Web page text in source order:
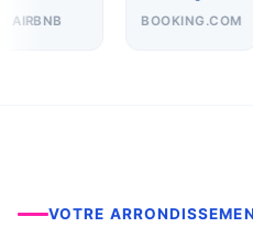
AIRBNB BOOKING.COM
VOTRE